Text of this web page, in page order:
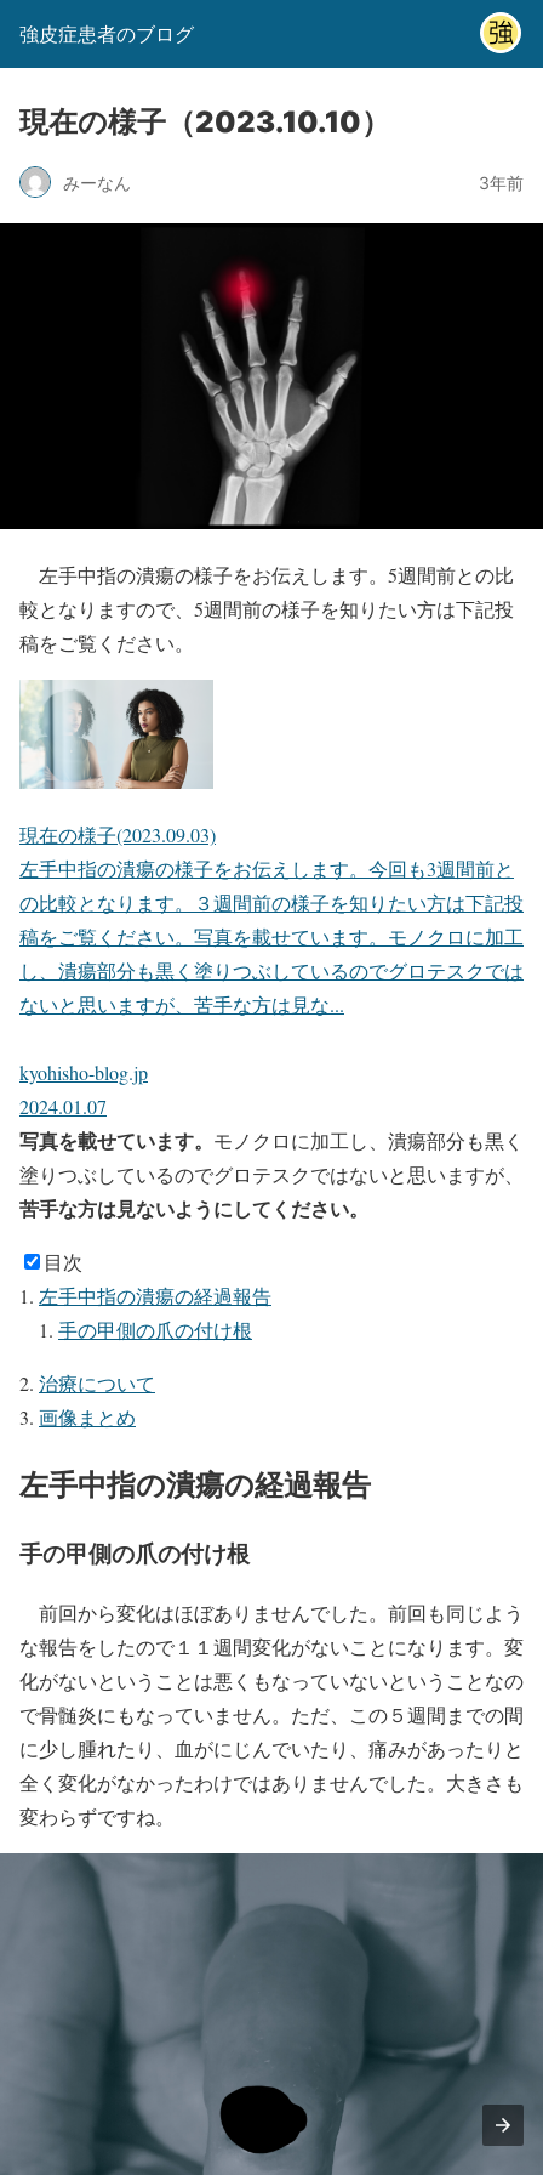
強皮症患者のブログ
現在の様子（2023.10.10）
みーなん 3年前
左手中指の潰瘍の様子をお伝えします。5週間前との比
較となりますので、5週間前の様子を知りたい方は下記投
稿をご覧ください。
現在の様子(2023.09.03)
左手中指の潰瘍の様子をお伝えします。今回も3週間前と
の比較となります。３週間前の様子を知りたい方は下記投
稿をご覧ください。写真を載せています。モノクロに加工
し、潰瘍部分も黒く塗りつぶしているのでグロテスクでは
ないと思いますが、苦手な方は見な...
kyohisho-blog.jp
2024.01.07
写真を載せています。 モノクロに加工し、潰瘍部分も黒く
塗りつぶしているのでグロテスクではないと思いますが、
苦手な方は見ないようにしてください。
目次
左手中指の潰瘍の経過報告
手の甲側の爪の付け根
治療について
画像まとめ
左手中指の潰瘍の経過報告
手の甲側の爪の付け根
前回から変化はほぼありませんでした。前回も同じよう
な報告をしたので１１週間変化がないことになります。変
化がないということは悪くもなっていないということなの
で骨髄炎にもなっていません。ただ、この５週間までの間
に少し腫れたり、血がにじんでいたり、痛みがあったりと
全く変化がなかったわけではありませんでした。大きさも
変わらずですね。